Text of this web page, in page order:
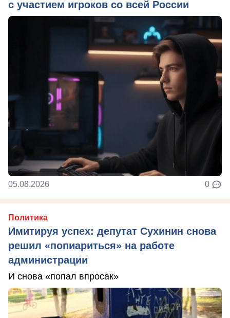
с участием игроков со всей России
05.08.2026 0
Политика
Имитируя успех: депутат Сухинин снова
решил «попиариться» на работе
администрации
И снова «попал впросак»